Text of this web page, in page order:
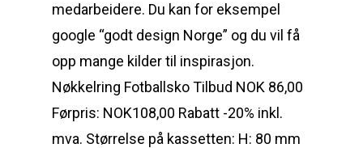
medarbeidere. Du kan for eksempel
google “godt design Norge” og du vil få
opp mange kilder til inspirasjon.
Nøkkelring Fotballsko Tilbud NOK 86,00
Førpris: NOK108,00 Rabatt -20% inkl.
mva. Størrelse på kassetten: H: 80 mm